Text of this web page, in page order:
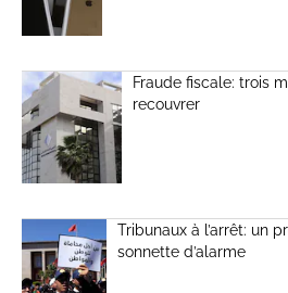
Fraude fiscale: trois
recouvrer
Tribunaux à l’arrêt: un
sonnette d’alarme